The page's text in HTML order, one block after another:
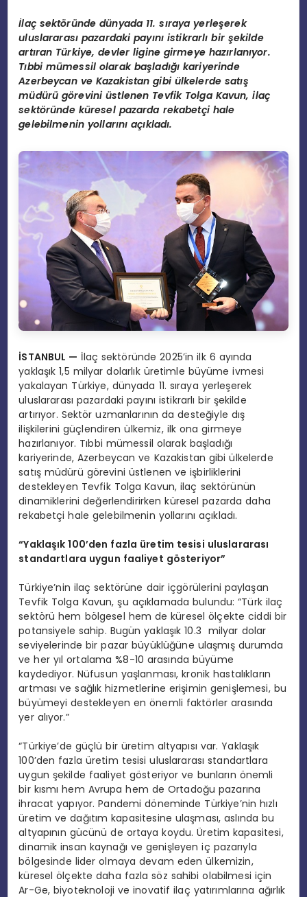
İlaç sektöründe dünyada 11. sıraya yerleşerek
uluslararası pazardaki payını istikrarlı bir şekilde
artıran Türkiye, devler ligine girmeye hazırlanıyor.
Tıbbi mümessil olarak başladığı kariyerinde
Azerbeycan ve Kazakistan gibi ülkelerde satış
müdürü görevini üstlenen Tevfik Tolga Kavun, ilaç
sektöründe küresel pazarda rekabetçi hale
gelebilmenin yollarını açıkladı.
İSTANBUL — İlaç sektöründe 2025’in ilk 6 ayında
yaklaşık 1,5 milyar dolarlık üretimle büyüme ivmesi
yakalayan Türkiye, dünyada 11. sıraya yerleşerek
uluslararası pazardaki payını istikrarlı bir şekilde
artırıyor. Sektör uzmanlarının da desteğiyle dış
ilişkilerini güçlendiren ülkemiz, ilk ona girmeye
hazırlanıyor. Tıbbi mümessil olarak başladığı
kariyerinde, Azerbeycan ve Kazakistan gibi ülkelerde
satış müdürü görevini üstlenen ve işbirliklerini
destekleyen Tevfik Tolga Kavun, ilaç sektörünün
dinamiklerini değerlendirirken küresel pazarda daha
rekabetçi hale gelebilmenin yollarını açıkladı.
“Yaklaşık 100’den fazla üretim tesisi uluslararası
standartlara uygun faaliyet gösteriyor”
Türkiye’nin ilaç sektörüne dair içgörülerini paylaşan
Tevfik Tolga Kavun, şu açıklamada bulundu: “Türk ilaç
sektörü hem bölgesel hem de küresel ölçekte ciddi bir
potansiyele sahip. Bugün yaklaşık 10.3 milyar dolar
seviyelerinde bir pazar büyüklüğüne ulaşmış durumda
ve her yıl ortalama %8-10 arasında büyüme
kaydediyor. Nüfusun yaşlanması, kronik hastalıkların
artması ve sağlık hizmetlerine erişimin genişlemesi, bu
büyümeyi destekleyen en önemli faktörler arasında
yer alıyor.”
“Türkiye’de güçlü bir üretim altyapısı var. Yaklaşık
100’den fazla üretim tesisi uluslararası standartlara
uygun şekilde faaliyet gösteriyor ve bunların önemli
bir kısmı hem Avrupa hem de Ortadoğu pazarına
ihracat yapıyor. Pandemi döneminde Türkiye’nin hızlı
üretim ve dağıtım kapasitesine ulaşması, aslında bu
altyapının gücünü de ortaya koydu. Üretim kapasitesi,
dinamik insan kaynağı ve genişleyen iç pazarıyla
bölgesinde lider olmaya devam eden ülkemizin,
küresel ölçekte daha fazla söz sahibi olabilmesi için
Ar-Ge, biyoteknoloji ve inovatif ilaç yatırımlarına ağırlık